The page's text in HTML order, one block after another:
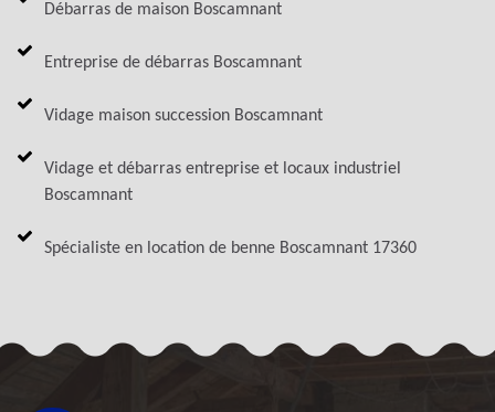
Débarras de maison Boscamnant
Entreprise de débarras Boscamnant
Vidage maison succession Boscamnant
Vidage et débarras entreprise et locaux industriel
Boscamnant
Spécialiste en location de benne Boscamnant 17360